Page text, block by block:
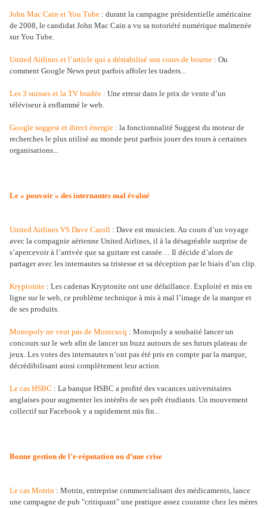
John Mac Cain et You Tube : durant la campagne présidentielle américaine
de 2008, le candidat John Mac Cain a vu sa notoriété numérique malmenée
sur You Tube.
United Airlines et l’article qui a déstabilisé son cours de bourse : Ou
comment Google News peut parfois affoler les traders...
Les 3 suisses et la TV bradée : Une erreur dans le prix de vente d’un
téléviseur à enflammé le web.
Google suggest et direct énergie : la fonctionnalité Suggest du moteur de
recherches le plus utilisé au monde peut parfois jouer des tours à certaines
organisations...
Le « pouvoir » des internautes mal évalué
United Airlines VS Dave Caroll : Dave est musicien. Au cours d’un voyage
avec la compagnie aérienne United Airlines, il à la désagréable surprise de
s’apercevoir à l’arrivée que sa guitare est cassée… Il décide d’alors de
partager avec les internautes sa tristesse et sa déception par le biais d’un clip.
Kryptonite : Les cadenas Kryptonite ont une défaillance. Exploité et mis en
ligne sur le web, ce problème technique à mis à mal l’image de la marque et
de ses produits.
Monopoly ne veut pas de Montcucq : Monopoly a souhaité lancer un
concours sur le web afin de lancer un buzz autours de ses futurs plateau de
jeux. Les votes des internautes n’ont pas été pris en compte par la marque,
décrédibilisant ainsi complètement leur action.
Le cas HSBC : La banque HSBC a profité des vacances universitaires
anglaises pour augmenter les intérêts de ses prêt étudiants. Un mouvement
collectif sur Facebook y a rapidement mis fin...
Bonne gestion de l’e-réputation ou d’une crise
Le cas Motrin : Motrin, entreprise commercialisant des médicaments, lance
une campagne de pub "critiquant" une pratique assez courante chez les mères